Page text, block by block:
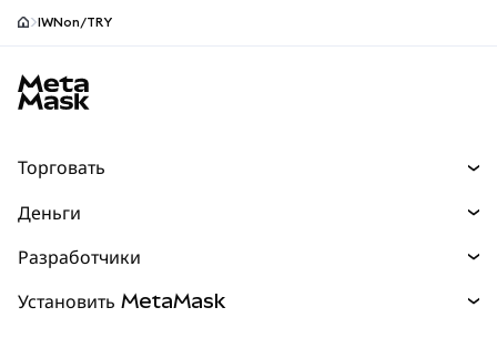
IWNon/TRY
Торговать
Прогнозы
Перпы НОВИНКА
Деньги
mUSD
Разработчики
Установить MetaMask